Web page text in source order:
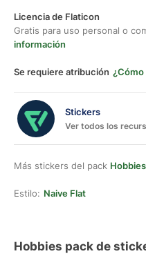
Licencia de Flaticon
Gratis para uso personal o
información
Se requiere atribución
Stickers
Ver todos los
Más stickers del pack Hobbies
Estilo: Naive Flat
Hobbies pack de